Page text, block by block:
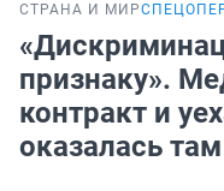
СТРАНА И МИР
признаку».
контракт и
оказалась